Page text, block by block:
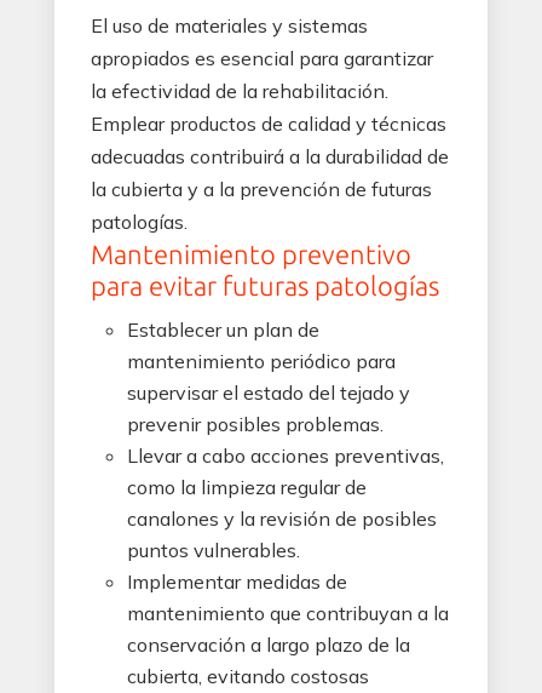
El uso de materiales y sistemas
apropiados es esencial para garantizar
la efectividad de la rehabilitación.
Emplear productos de calidad y técnicas
adecuadas contribuirá a la durabilidad de
la cubierta y a la prevención de futuras
patologías.
Mantenimiento preventivo
para evitar futuras patologías
Establecer un plan de
mantenimiento periódico para
supervisar el estado del tejado y
prevenir posibles problemas.
Llevar a cabo acciones preventivas,
como la limpieza regular de
canalones y la revisión de posibles
puntos vulnerables.
Implementar medidas de
mantenimiento que contribuyan a la
conservación a largo plazo de la
cubierta, evitando costosas